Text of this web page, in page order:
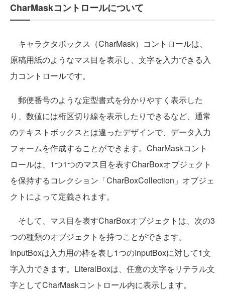
CharMaskコントロールについて
キャラクタボックス（CharMask）コントロールは、
原稿用紙のようなマス目を表示し、文字を入力できる入
力コントロールです。
郵便番号のような定型書式を分かりやすく表示した
り、数値には桁区切り線を表示したりできるなど、通常
のテキストボックスとは違ったデザインで、データ入力
フォームを作成することができます。CharMaskコント
ロールは、1つ1つのマス目を表すCharBoxオブジェクト
を保持するコレクション「CharBoxCollection」オブジェ
クトによって定義されます。
そして、マス目を表すCharBoxオブジェクトは、次の3
つの種類のオブジェクトを持つことができます。
InputBoxは入力用の枠を表し1つのInputBoxに対して1文
字入力できます。LiteralBoxは、任意の文字をリテラル文
字としてCharMaskコントロール内に表示します。